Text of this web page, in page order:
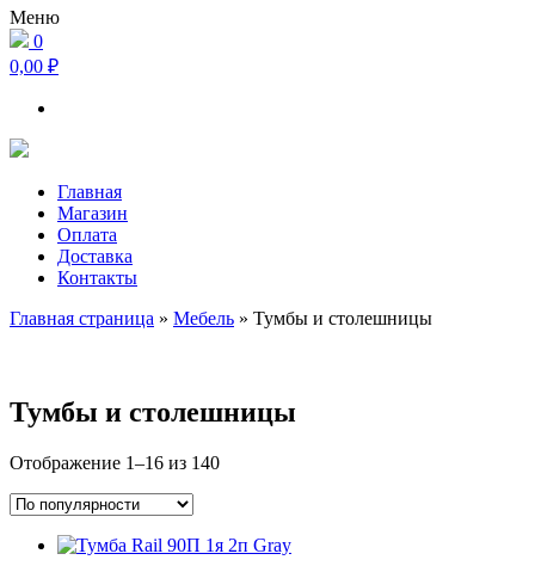
Меню
0
0,00 ₽
Главная
Магазин
Оплата
Доставка
Контакты
Главная страница » Мебель » Тумбы и столешницы
Тумбы и столешницы
Отображение 1–16 из 140Сортировка: